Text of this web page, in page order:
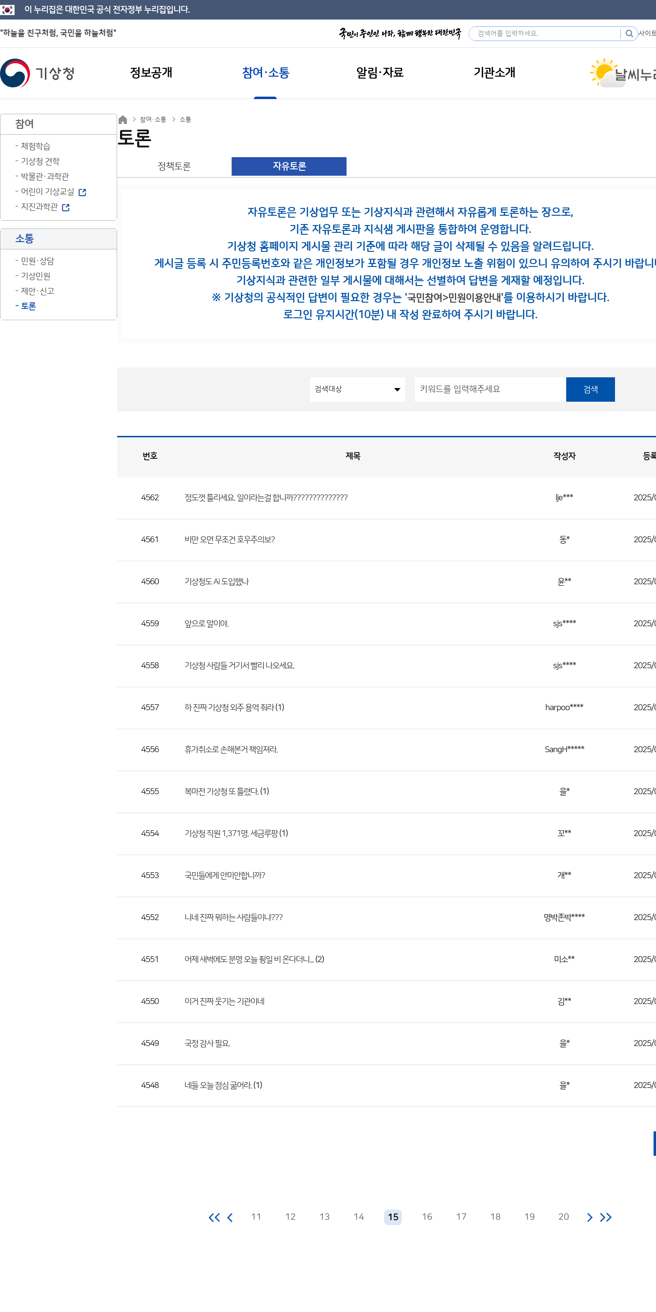
이 누리집은 대한민국 공식 전자정부 누리집입니다.
"하늘을 친구처럼, 국민을 하늘처럼" 사이
정보공개 참여·소통 알림·자료 기관소개
참여
체험학습
기상청 견학
박물관·과학관
어린이 기상교실
지진과학관
소통
민원·상담
기상민원
제안·신고
토론
참여·소통 소통
토론
정책토론 자유토론
자유토론은 기상업무 또는 기상지식과 관련해서 자유롭게 토론하는 장으로,
기존 자유토론과 지식샘 게시판을 통합하여 운영합니다.
기상청 홈페이지 게시물 관리 기준에 따라 해당 글이 삭제될 수 있음을 알려드립니다.
게시글 등록 시 주민등록번호와 같은 개인정보가 포함될 경우 개인정보 노출 위험이 있으니 유의하여 주시기 바랍니
기상지식과 관련한 일부 게시물에 대해서는 선별하여 답변을 게재할 예정입니다.
※ 기상청의 공식적인 답변이 필요한 경우는 '국민참여>민원이용안내'를 이용하시기 바랍니다.
로그인 유지시간(10분) 내 작성 완료하여 주시기 바랍니다.
검색
로
제
성
다.
번호 제목 작성자 등
4562 정도껏 틀리세요. 일이라는걸 합니까?????????????? lje*** 2025/
4561 비만 오면 무조건 호우주의보? 동* 2025/
4560 기상청도 Ai 도입했나 윤** 2025/
4559 앞으로 말이야. sjs**** 2025/
4558 기상청 사람들 거기서 빨리 나오세요. sjs**** 2025/
4557 하 진짜 기상청 외주 용역 줘라(1) harpoo**** 2025/
4556 휴가취소로 손해본거 책임져라. SangH***** 2025/
4555 복마전 기상청 또 틀렸다. (1) 을* 2025/
4554 기상청 직원 1,371명. 세금루팡(1) 꼬** 2025/
4553 국민들에게 안미안합니까? 개** 2025/
4552 니네 진짜 뭐하는 사람들이냐??? 명박존박**** 2025/
4551 어제 새벽에도 분명 오늘 죙일 비 온다더니... (2) 미소** 2025/
4550 이거 진짜 웃기는 기관이네 김** 2025/
4549 국정 감사 필요. 을* 2025/
4548 네들 오늘 점심 굶어라. (1) 을* 2025/
11 12 13 14 15 16 17 18 19 20